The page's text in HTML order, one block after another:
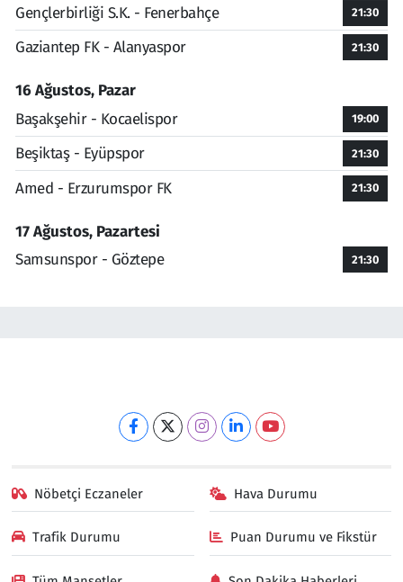
Gençlerbirliği S.K. - Fenerbahçe 21:30
Gaziantep FK - Alanyaspor 21:30
16 Ağustos, Pazar
Başakşehir - Kocaelispor
19:00
Beşiktaş - Eyüpspor 21:30
Amed - Erzurumspor FK 21:30
17 Ağustos, Pazartesi
Samsunspor - Göztepe
21:30
Nöbetçi Eczaneler Hava Durumu
Trafik Durumu Puan Durumu ve Fikstür